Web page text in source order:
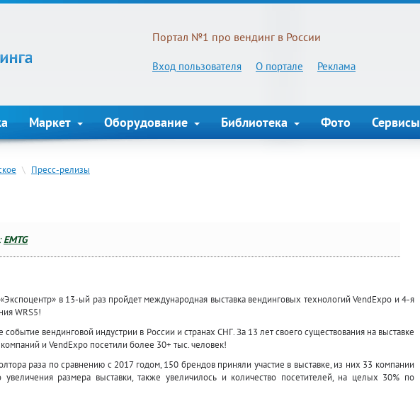
Портал №1 про вендинг в России
Вход пользователя О портале Реклама
Маркет Оборудование Библиотека Фото Сервисы
\ Пресс-релизы
EMTG
в 13-ый раз пройдет международная выставка вендинговых технологий VendExpo и 4-я
WRS5!
вендинговой индустрии в России и странах СНГ. За 13 лет своего существования на выставке
и VendExpo посетили более 30+ тыс. человек!
раза по сравнению с 2017 годом, 150 брендов приняли участие в выставке, из них 33 компании
размера выставки, также увеличилось и количество посетителей, на целых 30% по